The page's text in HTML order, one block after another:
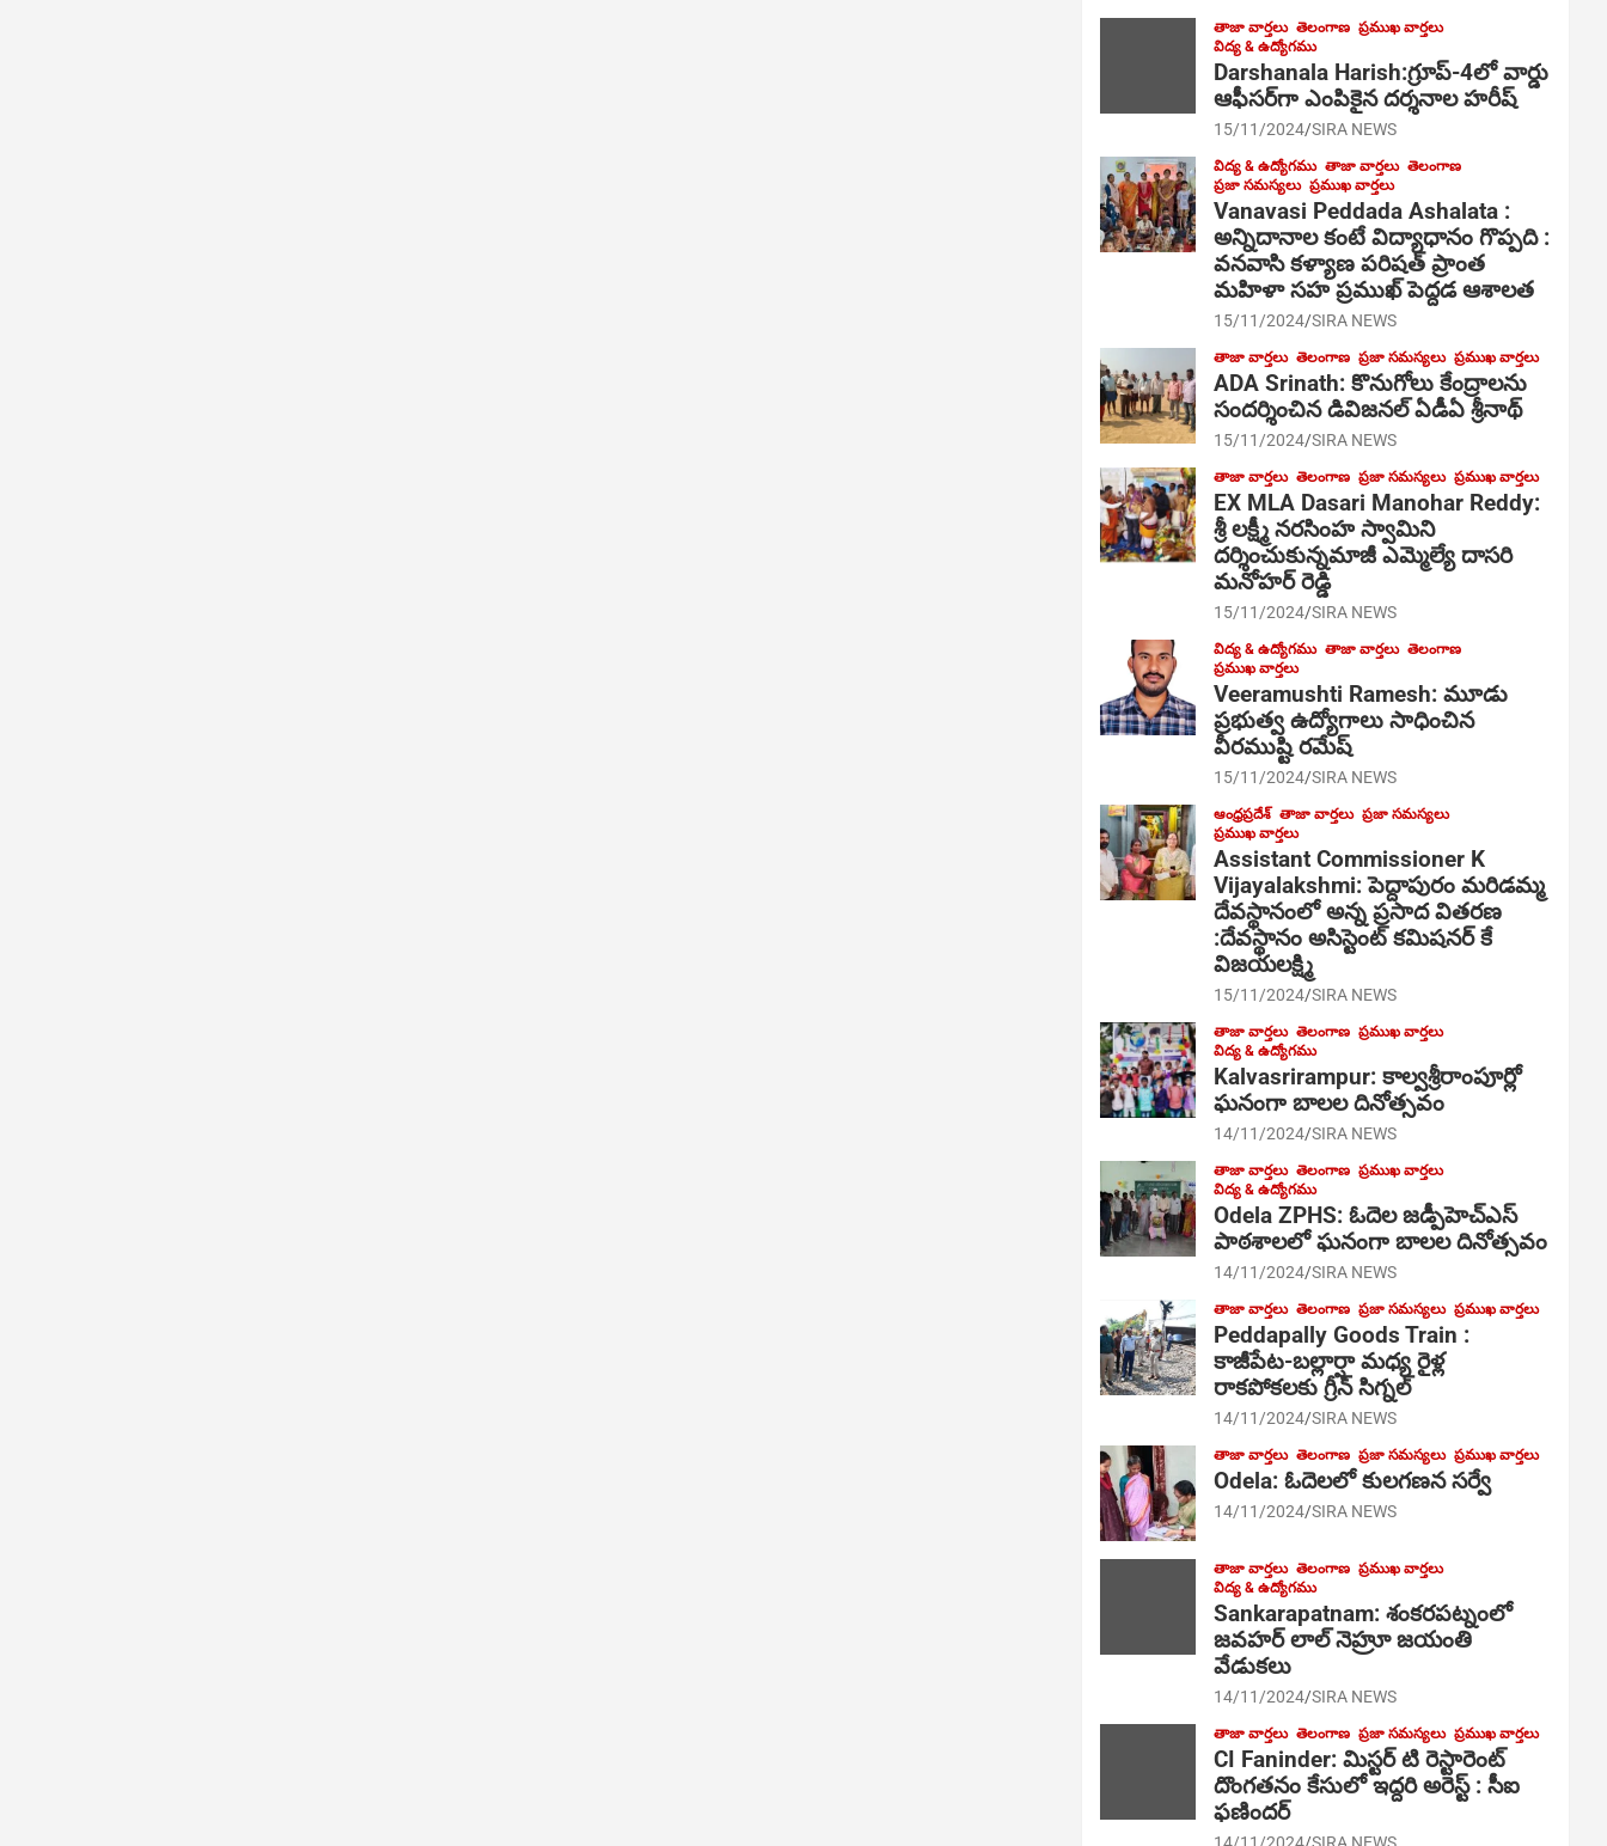
తాజా వార్తలు తెలంగాణ ప్రముఖ వార్తలు
విద్య & ఉద్యోగము
Darshanala Harish:గ్రూప్-4లో వార్డు
ఆఫీసర్‌గా ఎంపికైన దర్శనాల హరీష్
15/11/2024 SIRA NEWS
విద్య & ఉద్యోగము తాజా వార్తలు తెలంగాణ
ప్రజా సమస్యలు ప్రముఖ వార్తలు
Vanavasi Peddada Ashalata :
అన్నిదానాల కంటే విద్యాధానం గొప్పది :
వనవాసి కళ్యాణ పరిషత్ ప్రాంత
మహిళా సహ ప్రముఖ్ పెద్దడ ఆశాలత
15/11/2024 SIRA NEWS
తాజా వార్తలు తెలంగాణ ప్రజా సమస్యలు ప్రముఖ వార్తలు
ADA Srinath: కొనుగోలు కేంద్రాల‌ను
సంద‌ర్శించిన డివిజనల్ ఏడీఏ శ్రీనాథ్
15/11/2024 SIRA NEWS
తాజా వార్తలు తెలంగాణ ప్రజా సమస్యలు ప్రముఖ వార్తలు
EX MLA Dasari Manohar Reddy:
శ్రీ లక్ష్మీ నరసింహ స్వామిని
దర్శించుకున్నమాజీ ఎమ్మెల్యే దాసరి
మనోహర్ రెడ్డి
15/11/2024 SIRA NEWS
విద్య & ఉద్యోగము తాజా వార్తలు తెలంగాణ
ప్రముఖ వార్తలు
Veeramushti Ramesh: మూడు
ప్రభుత్వ ఉద్యోగాలు సాధించిన
వీరముష్టి రమేష్
15/11/2024 SIRA NEWS
ఆంధ్రప్రదేశ్ తాజా వార్తలు ప్రజా సమస్యలు
ప్రముఖ వార్తలు
Assistant Commissioner K
Vijayalakshmi: పెద్దాపురం మరిడమ్మ
దేవస్థానంలో అన్న ప్రసాద వితరణ
:దేవస్థానం అసిస్టెంట్ కమిషనర్ కే
విజయలక్ష్మి
15/11/2024 SIRA NEWS
తాజా వార్తలు తెలంగాణ ప్రముఖ వార్తలు
విద్య & ఉద్యోగము
Kalvasrirampur: కాల్వశ్రీరాంపూర్లో
ఘనంగా బాలల దినోత్సవం
14/11/2024 SIRA NEWS
తాజా వార్తలు తెలంగాణ ప్రముఖ వార్తలు
విద్య & ఉద్యోగము
Odela ZPHS: ఓదెల జ‌డ్పీహెచ్ఎస్
పాఠ‌శాల‌లో ఘనంగా బాలల దినోత్సవం
14/11/2024 SIRA NEWS
తాజా వార్తలు తెలంగాణ ప్రజా సమస్యలు ప్రముఖ వార్తలు
Peddapally Goods Train :
కాజీపేట-బల్లార్షా మధ్య రైళ్ల
రాకపోకలకు గ్రీన్ సిగ్నల్
14/11/2024 SIRA NEWS
తాజా వార్తలు తెలంగాణ ప్రజా సమస్యలు ప్రముఖ వార్తలు
Odela: ఓదెలలో కులగణన సర్వే
14/11/2024 SIRA NEWS
తాజా వార్తలు తెలంగాణ ప్రముఖ వార్తలు
విద్య & ఉద్యోగము
Sankarapatnam: శంకరపట్నంలో
జవహర్ లాల్ నెహ్రూ జయంతి
వేడుకలు
14/11/2024 SIRA NEWS
తాజా వార్తలు తెలంగాణ ప్రజా సమస్యలు ప్రముఖ వార్తలు
CI Faninder: మిస్టర్ టి రెస్టారెంట్
దొంగతనం కేసులో ఇద్దరి అరెస్ట్ : సీఐ
ఫణిందర్